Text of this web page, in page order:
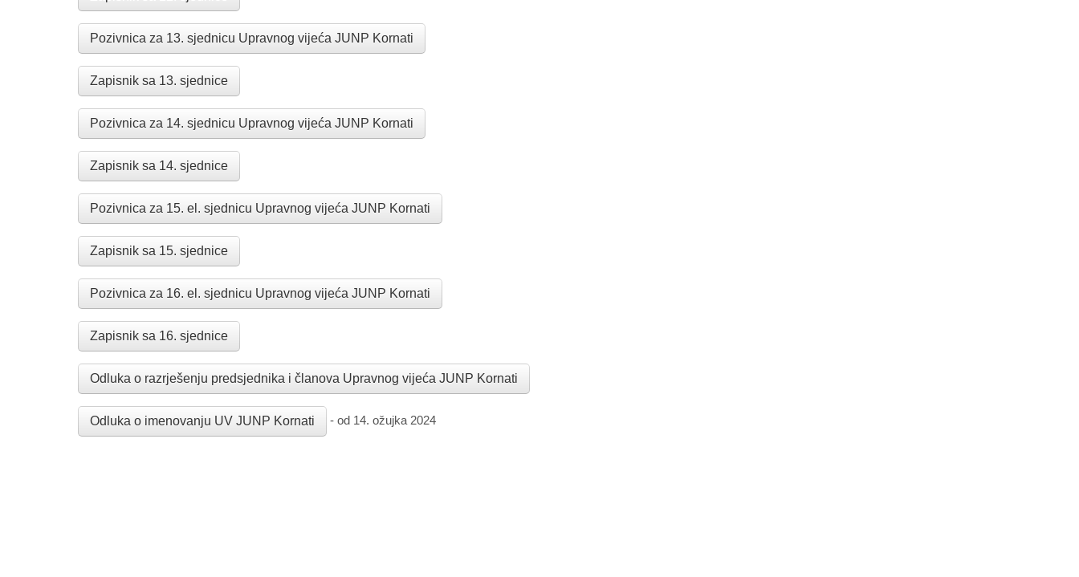
Pozivnica za 13. sjednicu Upravnog vijeća JUNP Kornati
Zapisnik sa 13. sjednice
Pozivnica za 14. sjednicu Upravnog vijeća JUNP Kornati
Zapisnik sa 14. sjednice
Pozivnica za 15. el. sjednicu Upravnog vijeća JUNP Kornati
Zapisnik sa 15. sjednice
Pozivnica za 16. el. sjednicu Upravnog vijeća JUNP Kornati
Zapisnik sa 16. sjednice
Odluka o razrješenju predsjednika i članova Upravnog vijeća JUNP Kornati
Odluka o imenovanju UV JUNP Kornati - od 14. ožujka 2024